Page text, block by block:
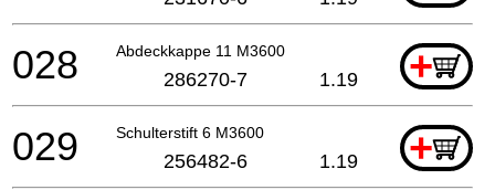
Abdeckkappe 11 M3600 +
028 286270-7 1.19
Schulterstift 6 M3600 +
029 256482-6 1.19